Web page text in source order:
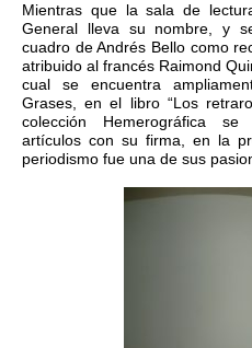
Mientras que la sala de
General lleva su nombre, y
cuadro de Andrés Bello como
atribuido al francés Raimond
cual se encuentra
Grases, en el libro “Los
colección Hemerográfica
artículos con su firma, en la
periodismo fue una de sus